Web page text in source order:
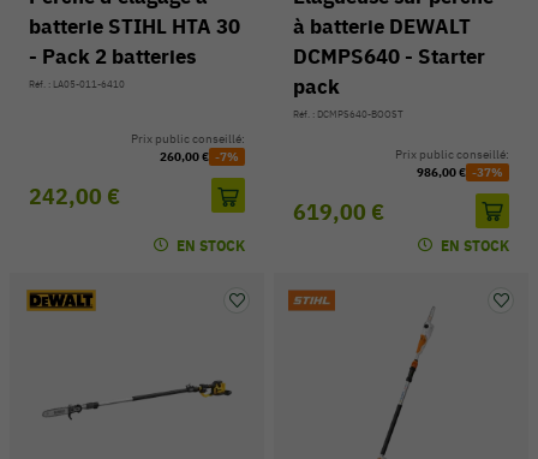
batterie STIHL HTA 30
- Pack 2 batteries
Réf. : LA05-011-6410
242,00 €
Prix public conseillé:
260,00 € -7%
EN STOCK
à batterie DEWALT
DCMPS640 - Starter
pack
Réf. : DCMPS640-BOOST
619,00 €
Prix public conseillé:
986,00 € -37%
EN STOCK